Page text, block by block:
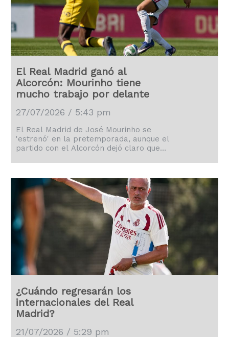
El Real Madrid ganó al
Alcorcón: Mourinho tiene
mucho trabajo por delante
27/07/2026 / 5:43 pm
El Real Madrid de José Mourinho se
'estrenó' en la pretemporada, aunque el
partido con el Alcorcón dejó claro que
¿Cuándo regresarán los
internacionales del Real
Madrid?
21/07/2026 / 5:29 pm